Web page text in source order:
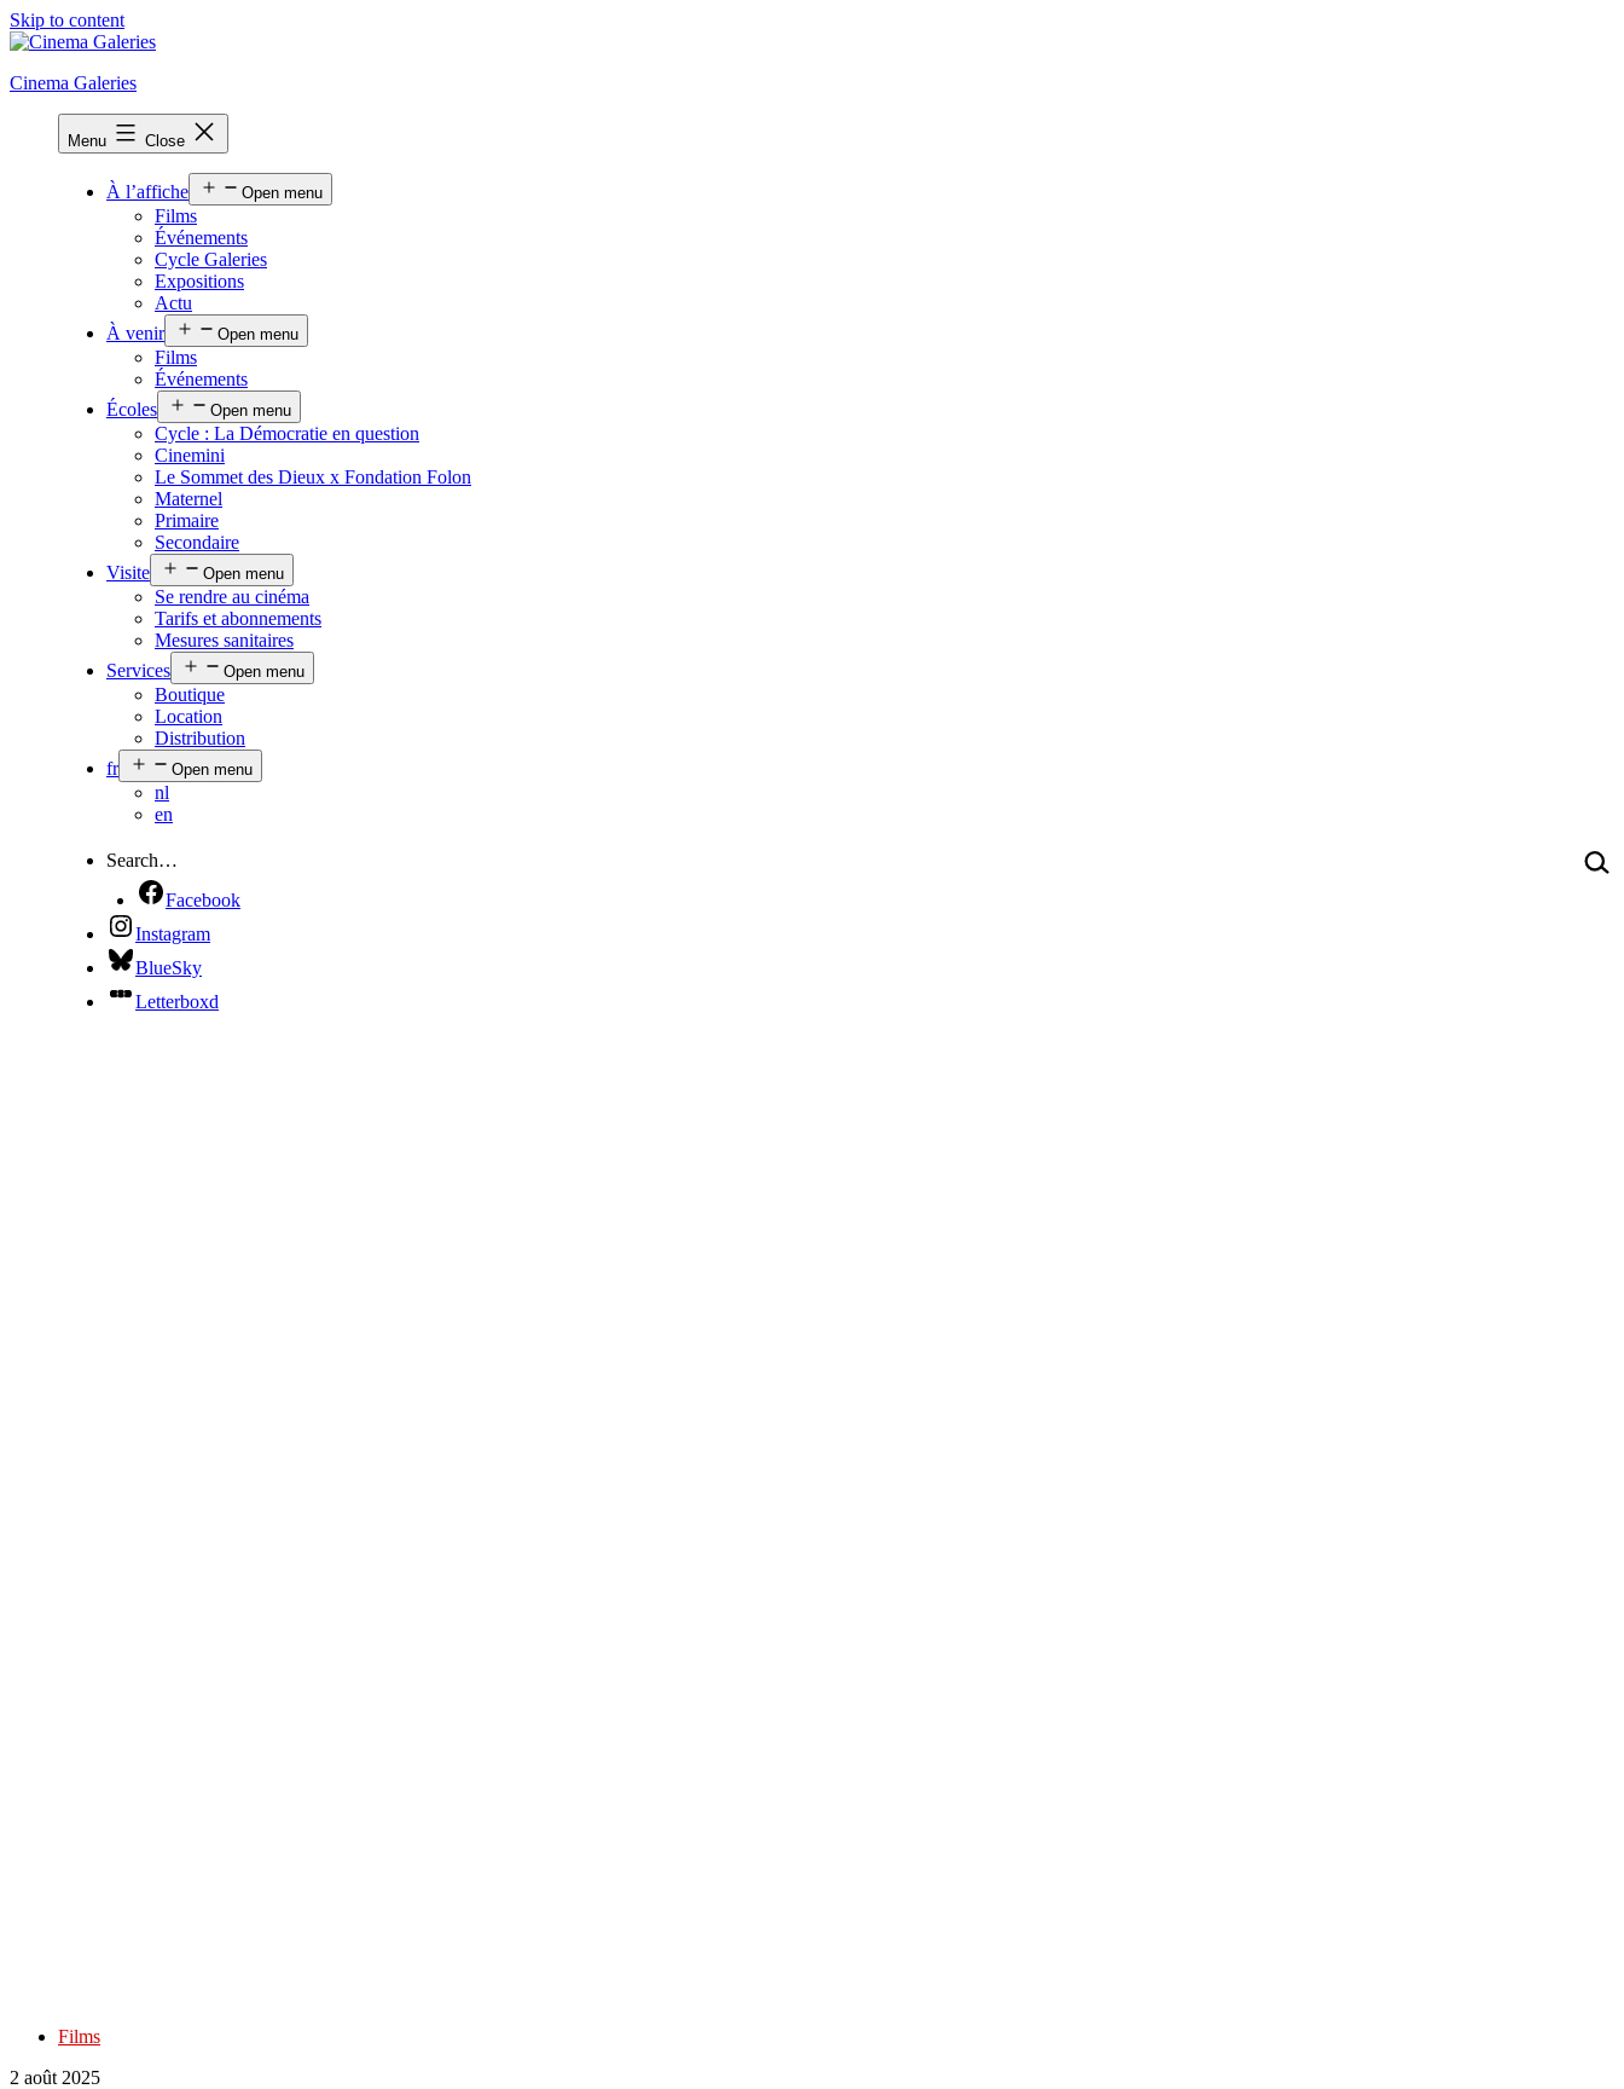
Skip to content
Cinema Galeries
Menu Close
À l’affiche Open menu
Films
Événements
Cycle Galeries
Expositions
Actu
À venir
Open menu
Films
Événements
Écoles
Open menu
Cycle : La Démocratie en question
Cinemini
Le Sommet des Dieux x Fondation Folon
Maternel
Primaire
Secondaire
Visite
Open menu
Se rendre au cinéma
Tarifs et abonnements
Mesures sanitaires
Services
Open menu
Boutique
Location
Distribution
fr
Open menu
nl
en
Search…
Facebook
Instagram
BlueSky
Letterboxd
Films
2 août 2025